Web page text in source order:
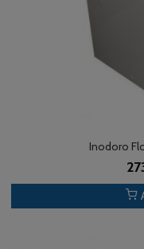
Inodoro